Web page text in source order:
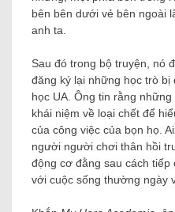
bên bên dưới vẻ bên ngoài
anh ta.
Sau đó trong bộ truyện, nó
đăng ký lại những học trò
học UA. Ông tin rằng
khái niệm về loại chết để
của công việc của bọn họ.
người người chơi thân hồi
động cơ đằng sau cách
với cuộc sống thường ngày